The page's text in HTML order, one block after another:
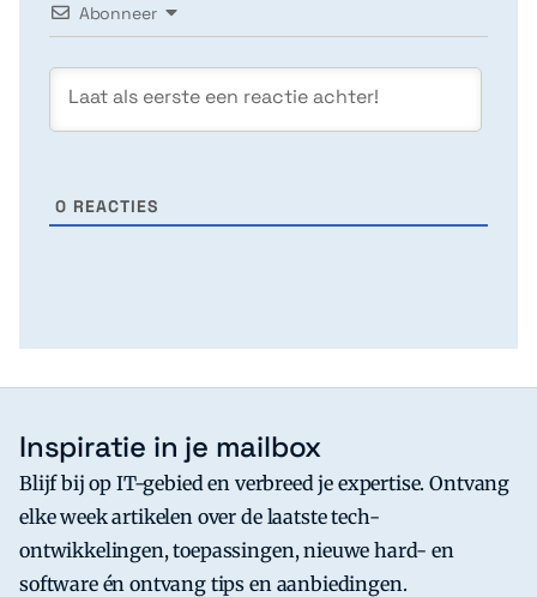
Abonneer
0 REACTIES
Inspiratie in je mailbox
Blijf bij op IT-gebied en verbreed je expertise. Ontvang
elke week artikelen over de laatste tech-
ontwikkelingen, toepassingen, nieuwe hard- en
software én ontvang tips en aanbiedingen.